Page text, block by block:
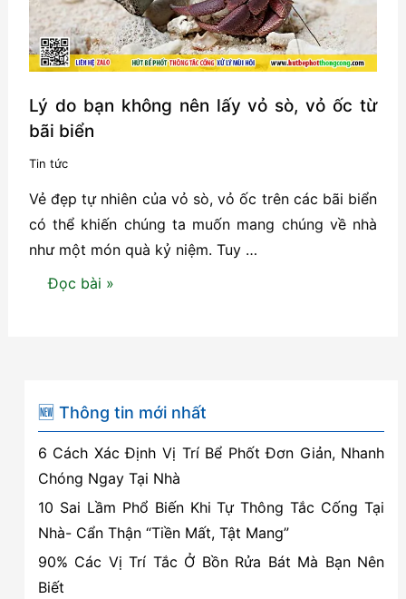
Lý do bạn không nên lấy vỏ sò, vỏ ốc từ
bãi biển
Tin tức
Vẻ đẹp tự nhiên của vỏ sò, vỏ ốc trên các bãi biển
có thể khiến chúng ta muốn mang chúng về nhà
như một món quà kỷ niệm. Tuy …
Lý
lấy
vỏ
sò,
vỏ
ốc
từ
bãi
biển
Đọc bài »
🆕 Thông tin mới nhất
6 Cách Xác Định Vị Trí Bể Phốt Đơn Giản, Nhanh
Chóng Ngay Tại Nhà
10 Sai Lầm Phổ Biến Khi Tự Thông Tắc Cống Tại
Nhà- Cẩn Thận “Tiền Mất, Tật Mang”
90% Các Vị Trí Tắc Ở Bồn Rửa Bát Mà Bạn Nên
Biết